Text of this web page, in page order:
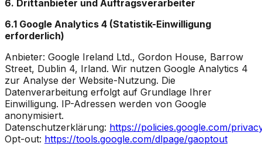
6. Drittanbieter und Auftragsverarbeiter
6.1 Google Analytics 4 (Statistik-Einwilligung
erforderlich)
Anbieter: Google Ireland Ltd., Gordon House, Barrow
Street, Dublin 4, Irland. Wir nutzen Google Analytics 4
zur Analyse der Website-Nutzung. Die
Datenverarbeitung erfolgt auf Grundlage Ihrer
Einwilligung. IP-Adressen werden von Google
anonymisiert.
Datenschutzerklärung: https://policies.google.com/
Opt-out: https://tools.google.com/dlpage/gaoptout